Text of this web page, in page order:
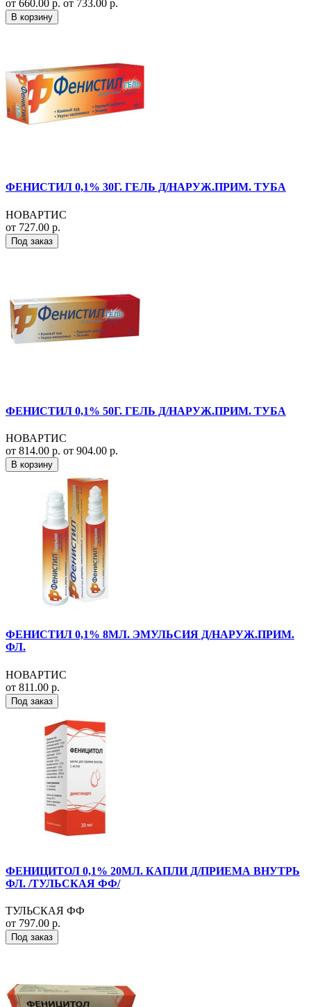
от 660.00 р. от 733.00 р.
В корзину
ФЕНИСТИЛ 0,1% 30Г. ГЕЛЬ Д/НАРУЖ.ПРИМ. ТУБА
НОВАРТИС
от 727.00 р.
Под заказ
ФЕНИСТИЛ 0,1% 50Г. ГЕЛЬ Д/НАРУЖ.ПРИМ. ТУБА
НОВАРТИС
от 814.00 р. от 904.00 р.
В корзину
ФЕНИСТИЛ 0,1% 8МЛ. ЭМУЛЬСИЯ Д/НАРУЖ.ПРИМ.
ФЛ.
НОВАРТИС
от 811.00 р.
Под заказ
ФЕНИЦИТОЛ 0,1% 20МЛ. КАПЛИ Д/ПРИЕМА ВНУТРЬ
ФЛ. /ТУЛЬСКАЯ ФФ/
ТУЛЬСКАЯ ФФ
от 797.00 р.
Под заказ